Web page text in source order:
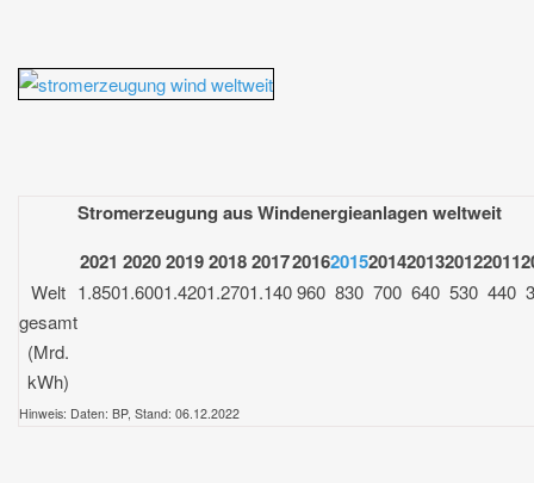
Stromerzeugung aus Windenergieanlagen weltweit
2021 2020201920182017201620152014201320122011
Welt
gesamt
(Mrd.
kWh)
1.8501.6001.4201.2701.140960 830 700 640 530 440
Hinweis: Daten: BP, Stand: 06.12.2022